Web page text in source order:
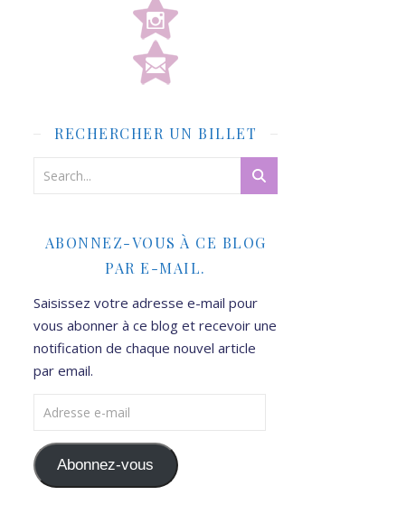
RECHERCHER UN BILLET
ABONNEZ-VOUS À CE BLOG
PAR E-MAIL.
Saisissez votre adresse e-mail pour
vous abonner à ce blog et recevoir une
notification de chaque nouvel article
par email.
Adresse e-mail
Abonnez-vous